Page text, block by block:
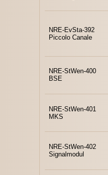
NRE-EvSta-392
Piccolo Canale
NRE-StWen-400
BSE
NRE-StWen-401
MKS
NRE-StWen-402
Signalmodul